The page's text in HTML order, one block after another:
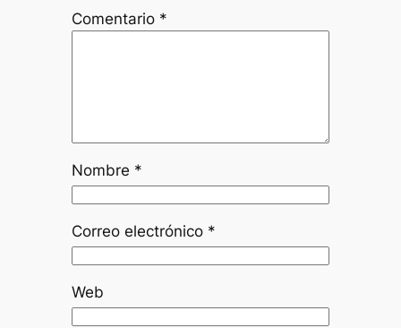
Comentario *
Nombre *
Correo electrónico *
Web